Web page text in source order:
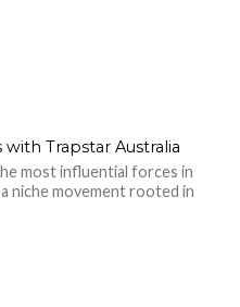
Trapstar Australia
most influential forces in
niche movement rooted in